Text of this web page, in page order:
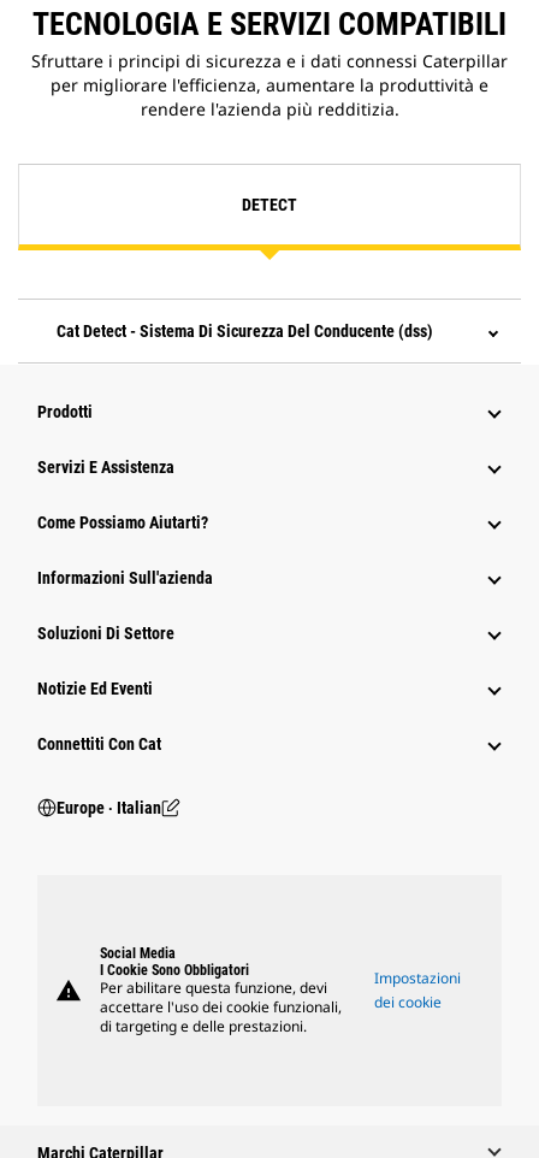
TECNOLOGIA E SERVIZI COMPATIBILI
Sfruttare i principi di sicurezza e i dati connessi Caterpillar
per migliorare l'efficienza, aumentare la produttività e
rendere l'azienda più redditizia.
DETECT
Cat Detect - Sistema Di Sicurezza Del Conducente (dss)
Prodotti
Servizi E Assistenza
Come Possiamo Aiutarti?
Informazioni Sull'azienda
Soluzioni Di Settore
Notizie Ed Eventi
Connettiti Con Cat
Europe ‧ Italian
warning
Social Media
I Cookie Sono Obbligatori
Per abilitare questa funzione, devi
accettare l'uso dei cookie funzionali,
di targeting e delle prestazioni.
Impostazioni
dei cookie
Marchi Caterpillar